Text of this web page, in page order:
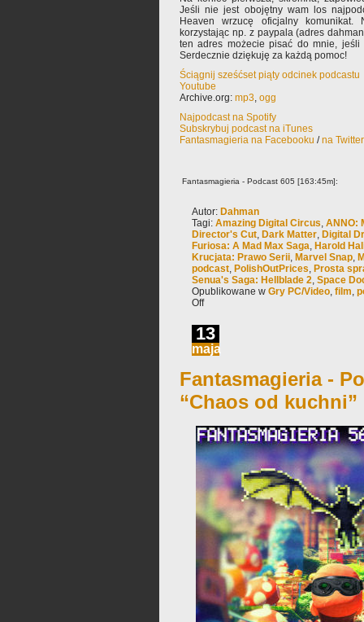
Jeśli nie jest obojętny wam los
Heaven wrzucę oficjalny komunikat.
korzystając np. z paypala (adres
ten adres możecie pisać do mnie, jeśli
Serdecznie dziękuję za każdą pomoc!
Ściągnij sześćset piąty odcinek podcastu
Youtube
Archive.org: mp3, ogg
Najpodcast na Spotify
Subskrybuj podcast na iTunes
Fantasmagieria na Facebooku /na
Fantasmagieria - Podcast 605 [163:45m]:
Autor: Dahman
Tagi: Amazing Digital Circus, ANNO:
Director's Cut, Dark Matter, Digital
Furiosa: A Mad Max Saga, Harold
Krucjata: Prawo Serii, Marvel Snap,
podcast, PolishOutPrices, Prosta
Senua's Saga: Hellblade 2, Space
Opublikowane w Gry PC/Video, film,
Off
13
maja
Fantasmagieria -
“Chaos od kuchni”